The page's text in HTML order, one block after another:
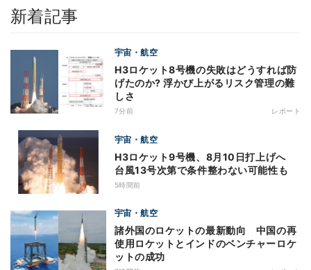
新着記事
宇宙・航空
H3ロケット8号機の失敗はどうすれば防
げたのか? 浮かび上がるリスク管理の難
しさ
7分前 レポート
宇宙・航空
H3ロケット9号機、8月10日打上げへ
台風13号次第で条件整わない可能性も
5時間前
宇宙・航空
諸外国のロケットの最新動向 中国の再
使用ロケットとインドのベンチャーロケ
ットの成功